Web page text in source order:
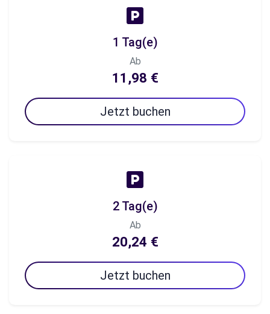
1 Tag(e)
Ab
11,98 €
Jetzt buchen
2 Tag(e)
Ab
20,24 €
Jetzt buchen